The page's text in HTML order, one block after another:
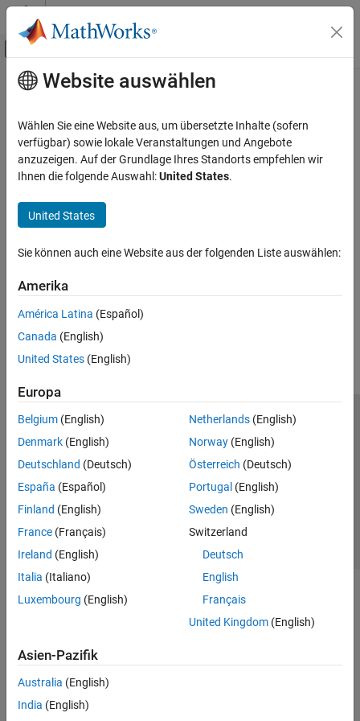
Weiter zum Inhalt
Umschaltung für Off-Canvas-
Startseite der Dokumentation
Hauptinhalt
How useful was this information?
Website auswählen
Wählen Sie eine Website aus, um übersetzte Inhalte (sofern
verfügbar) sowie lokale Veranstaltungen und Angebote
anzuzeigen. Auf der Grundlage Ihres Standorts empfehlen wir
Ihnen die folgende Auswahl:United States.
United States
Sie können auch eine Website aus der folgenden Liste auswählen:
Amerika
América Latina (Español)
Canada (English)
United States (English)
Europa
Belgium (English)
Denmark (English)
Deutschland (Deutsch)
España (Español)
Finland (English)
France (Français)
Ireland (English)
Italia (Italiano)
Luxembourg (English)
Netherlands(English)
Norway(English)
Österreich (Deutsch)
Portugal (English)
Sweden (English)
Switzerland
Deutsch
English
Français
United Kingdom(English)
Asien-Pazifik
Australia (English)
India (English)
Trust Center
Datenschutz-Richtlinien
Datendiebstahl verhindern
Status von Anwendungen
© 1994-2026 The MathWorks, Inc.
Website auswählen
Deutschland